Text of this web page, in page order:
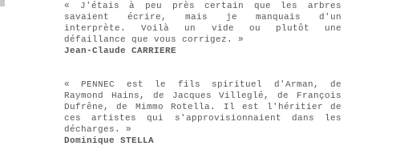
« J'étais à peu près certain que les arbres
savaient écrire, mais je manquais d'un
interprète. Voilà un vide ou plutôt une
défaillance que vous corrigez. »
Jean-Claude CARRIERE
« PENNEC est le fils spirituel d'Arman, de
Raymond Hains, de Jacques Villeglé, de François
Dufrêne, de Mimmo Rotella. Il est l'héritier de
ces artistes qui s'approvisionnaient dans les
décharges. »
Dominique STELLA